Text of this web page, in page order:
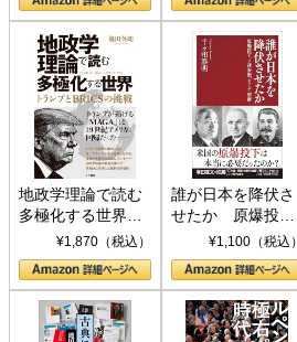
地政学理論で読む
多極化する世界：
トランプとBRICS
の挑戦
¥1,870（税込）
誰が日本を降伏さ
せたか 原爆投
下、ソ連参戦、そ
して聖断 (PHP新
書)
¥1,100（税込）